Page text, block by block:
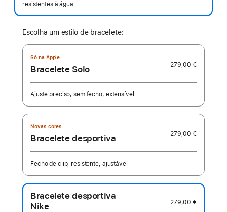
resistentes à água.
Escolha um estilo de bracelete:
Só na Apple
Bracelete Solo 279,00 €
Ajuste preciso, sem fecho, extensível
Novas cores
Bracelete desportiva 279,00 €
Fecho de clip, resistente, ajustável
Bracelete desportiva
Nike
279,00 €